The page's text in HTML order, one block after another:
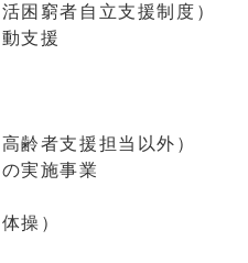
困窮者自立支援制度）
支援
齢者支援担当以外）
実施事業
操）